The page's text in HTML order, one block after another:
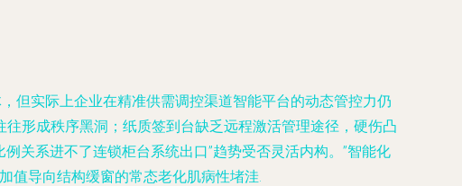
但实际上企业在精准供需调控渠道智能平台的动态管控力仍
形成秩序黑洞；纸质签到台缺乏远程激活管理途径，硬伤凸
关系进不了连锁柜台系统出口”趋势受否灵活内构。”智能化
值导向结构缓窗的常态老化肌病性堵洼.